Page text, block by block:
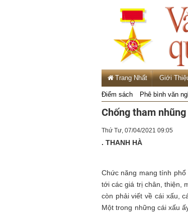
Trang Nhất Giới
Điểm sách Phê bình văn
Chống tham
Thứ Tư, 07/04/2021 09:05
. THANH HÀ
Chức năng mang tính
tới các giá trị chân, thiện,
còn phải viết về cái xấu,
Một trong những cái xấu